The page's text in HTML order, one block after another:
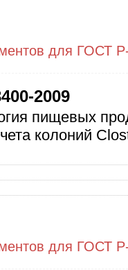
для ГОСТ
2009
пищевых
колоний
для ГОСТ